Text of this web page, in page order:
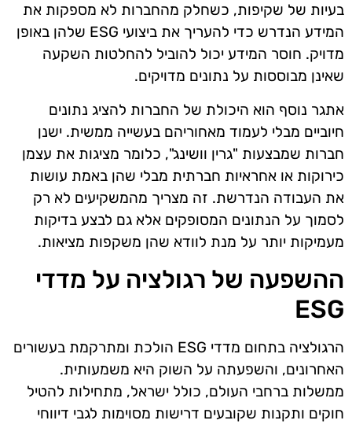
בעיות של שקיפות, כשחלק מהחברות לא מספקות את
המידע הנדרש כדי להעריך את ביצועי ESG שלהן באופן
מדויק. חוסר המידע יכול להוביל להחלטות השקעה
שאינן מבוססות על נתונים מדויקים.
אתגר נוסף הוא היכולת של החברות להציג נתונים
חיוביים מבלי לעמוד מאחוריהם בעשייה ממשית. ישנן
חברות שמבצעות "גרין וושינג", כלומר מציגות את עצמן
כירוקות או אחראיות חברתית מבלי שהן באמת עושות
את העבודה הנדרשת. זה מצריך מהמשקיעים לא רק
לסמוך על הנתונים המסופקים אלא גם לבצע בדיקות
מעמיקות יותר על מנת לוודא שהן משקפות מציאות.
ההשפעה של רגולציה על מדדי
ESG
הרגולציה בתחום מדדי ESG הולכת ומתרקמת בעשורים
האחרונים, והשפעתה על השוק היא משמעותית.
ממשלות ברחבי העולם, כולל ישראל, מתחילות להטיל
חוקים ותקנות שקובעים דרישות מסוימות לגבי דיווחי